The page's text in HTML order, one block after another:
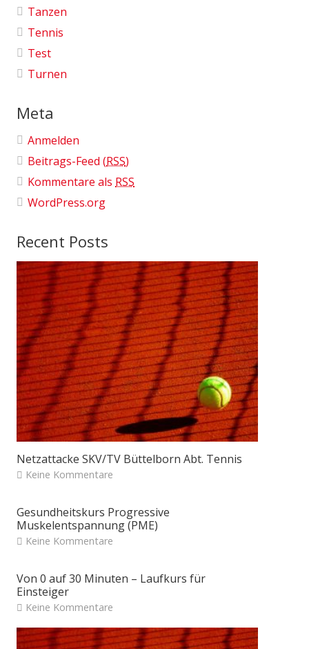
Tanzen
Tennis
Test
Turnen
Meta
Anmelden
Beitrags-Feed (RSS)
Kommentare als RSS
WordPress.org
Recent Posts
Netzattacke SKV/TV Büttelborn Abt. Tennis
Keine Kommentare
Gesundheitskurs Progressive
Muskelentspannung (PME)
Keine Kommentare
Von 0 auf 30 Minuten – Laufkurs für
Einsteiger
Keine Kommentare